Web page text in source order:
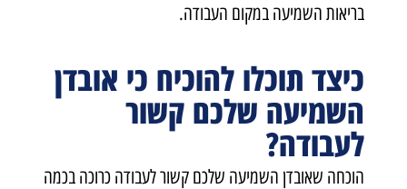
בריאות השמיעה במקום העבודה.
כיצד תוכלו להוכיח כי אובדן
השמיעה שלכם קשור
לעבודה?
הוכחה שאובדן השמיעה שלכם קשור לעבודה כרוכה בכמה